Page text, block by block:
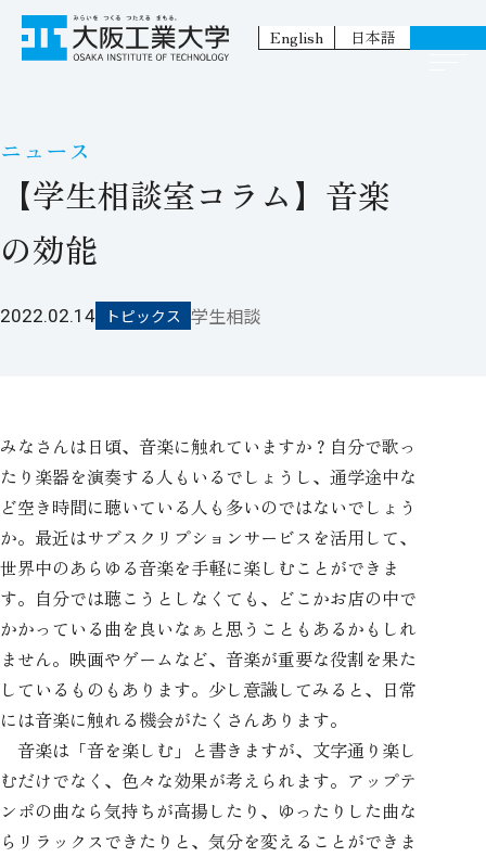
English 日本語
ニュース
【学生相談室コラム】音楽
の効能
2022.02.14 トピックス 学生相談
みなさんは日頃、音楽に触れていますか？自分で歌っ
たり楽器を演奏する人もいるでしょうし、通学途中な
ど空き時間に聴いている人も多いのではないでしょう
か。最近はサブスクリプションサービスを活用して、
世界中のあらゆる音楽を手軽に楽しむことができま
す。自分では聴こうとしなくても、どこかお店の中で
かかっている曲を良いなぁと思うこともあるかもしれ
ません。映画やゲームなど、音楽が重要な役割を果た
しているものもあります。少し意識してみると、日常
には音楽に触れる機会がたくさんあります。
音楽は「音を楽しむ」と書きますが、文字通り楽し
むだけでなく、色々な効果が考えられます。アップテ
ンポの曲なら気持ちが高揚したり、ゆったりした曲な
らリラックスできたりと、気分を変えることができま